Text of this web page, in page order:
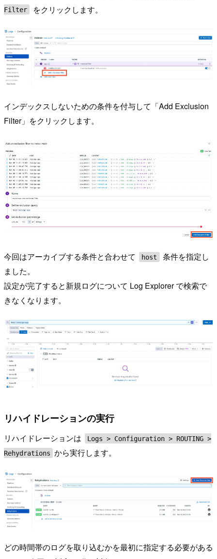
Filter
をクリックします。
インデックスしないための条件を付与して「Add Exclusion
Filter」をクリックします。
今回はアーカイブする条件と合わせて host
条件を指定し
ました。
設定が完了すると新規ログについて Log Explorer で検索で
きなくなります。
リハイドレーションの実行
リハイドレーションは
Logs > Configuration > ROUTING >
Rehydrations から実行します。
どの時間帯のログを取り込むかを最初に指定する必要がある